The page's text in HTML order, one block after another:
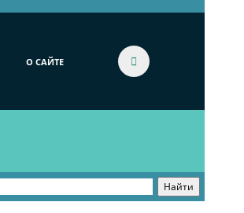
О САЙТЕ